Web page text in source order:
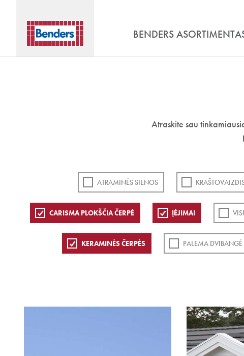
BENDERS
Atraskite sau
ATRAMINĖS SIENOS
CARISMA PLOKŠČIA ČERPĖ ĮĖJIMAI
KERAMINĖS ČERPĖS PALEMA DVIBANGĖ